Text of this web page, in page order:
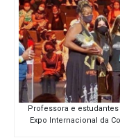
Professora e
Expo Internacional da